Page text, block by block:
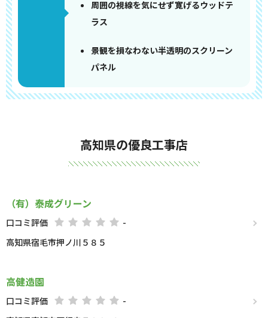
周囲の視線を気にせず寛げるウッドテ
ラス
景観を損なわない半透明のスクリーン
パネル
高知県の優良工事店
（有）泰成グリーン
口コミ評価
-
高知県宿毛市押ノ川５８５
高健造園
口コミ評価
-